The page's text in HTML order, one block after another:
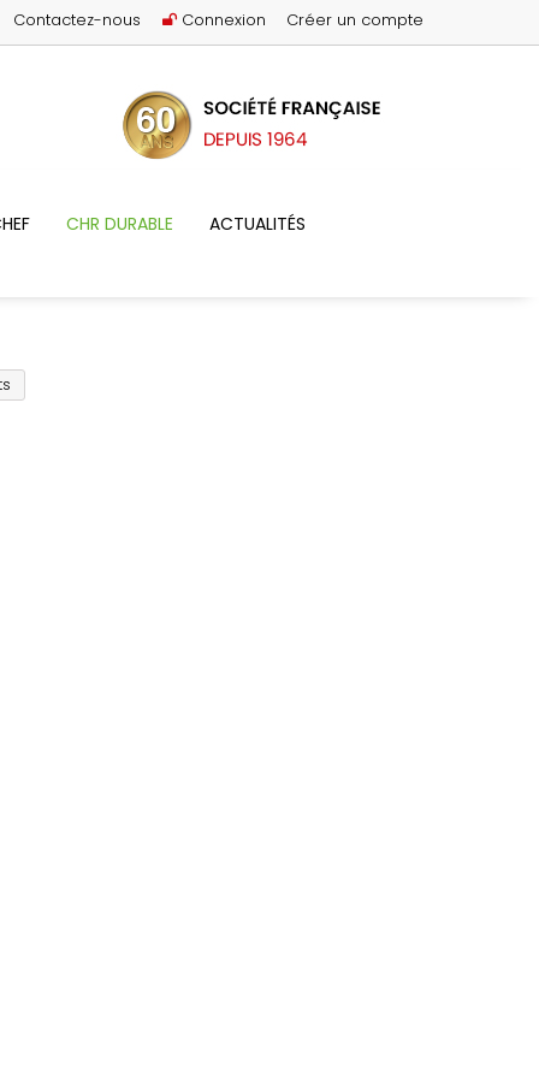
Créer un compte
Connexion
Contactez-nous
CHR DURABLE ACTUALITÉS